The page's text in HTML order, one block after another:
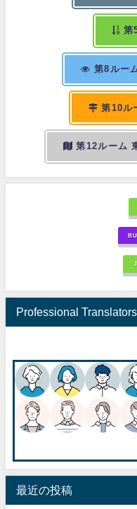
第
第8ルー
第10ル
第12ルーム
Professional
最近の投稿